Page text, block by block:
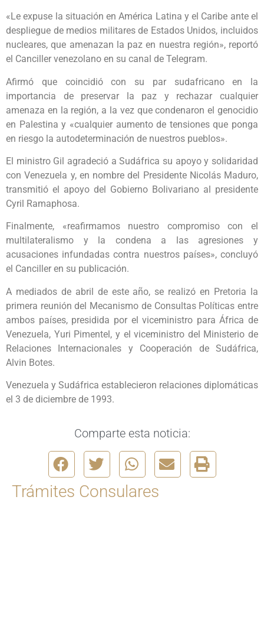
«Le expuse la situación en América Latina y el Caribe ante el
despliegue de medios militares de Estados Unidos, incluidos
nucleares, que amenazan la paz en nuestra región», reportó
el Canciller venezolano en su canal de Telegram.
Afirmó que coincidió con su par sudafricano en la
importancia de preservar la paz y rechazar cualquier
amenaza en la región, a la vez que condenaron el genocidio
en Palestina y «cualquier aumento de tensiones que ponga
en riesgo la autodeterminación de nuestros pueblos».
El ministro Gil agradeció a Sudáfrica su apoyo y solidaridad
con Venezuela y, en nombre del Presidente Nicolás Maduro,
transmitió el apoyo del Gobierno Bolivariano al presidente
Cyril Ramaphosa.
Finalmente, «reafirmamos nuestro compromiso con el
multilateralismo y la condena a las agresiones y
acusaciones infundadas contra nuestros países», concluyó
el Canciller en su publicación.
A mediados de abril de este año, se realizó en Pretoria la
primera reunión del Mecanismo de Consultas Políticas entre
ambos países, presidida por el viceministro para África de
Venezuela, Yuri Pimentel, y el viceministro del Ministerio de
Relaciones Internacionales y Cooperación de Sudáfrica,
Alvin Botes.
Venezuela y Sudáfrica establecieron relaciones diplomáticas
el 3 de diciembre de 1993.
Comparte esta noticia:
Trámites Consulares